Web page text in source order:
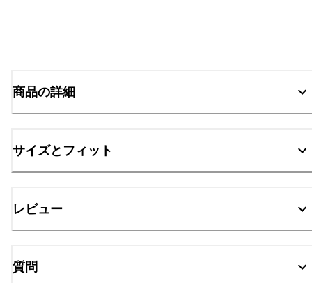
商品の詳細
サイズとフィット
レビュー
質問